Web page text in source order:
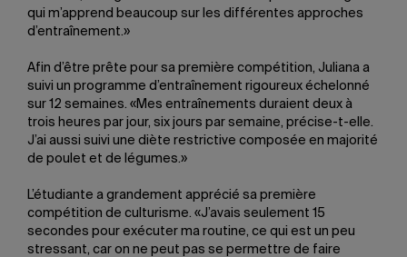
qui m’apprend beaucoup sur les différentes approches
d’entraînement.»
Afin d’être prête pour sa première compétition, Juliana a
suivi un programme d’entraînement rigoureux échelonné
sur 12 semaines. «Mes entraînements duraient deux à
trois heures par jour, six jours par semaine, précise-t-elle.
J’ai aussi suivi une diète restrictive composée en majorité
de poulet et de légumes.»
L’étudiante a grandement apprécié sa première
compétition de culturisme. «J’avais seulement 15
secondes pour exécuter ma routine, ce qui est un peu
stressant, car on ne peut pas se permettre de faire